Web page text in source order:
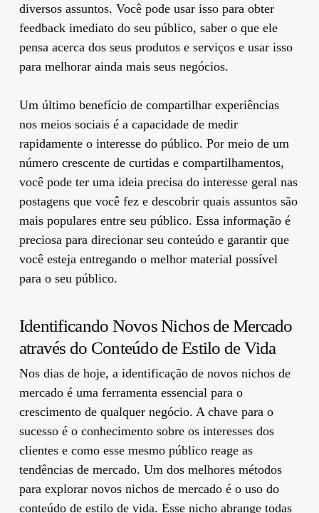
diversos assuntos. Você pode usar isso para obter
feedback imediato do seu público, saber o que ele
pensa acerca dos seus produtos e serviços e usar isso
para melhorar ainda mais seus negócios.
Um último benefício de compartilhar experiências
nos meios sociais é a capacidade de medir
rapidamente o interesse do público. Por meio de um
número crescente de curtidas e compartilhamentos,
você pode ter uma ideia precisa do interesse geral nas
postagens que você fez e descobrir quais assuntos são
mais populares entre seu público. Essa informação é
preciosa para direcionar seu conteúdo e garantir que
você esteja entregando o melhor material possível
para o seu público.
Identificando Novos Nichos de Mercado
através do Conteúdo de Estilo de Vida
Nos dias de hoje, a identificação de novos nichos de
mercado é uma ferramenta essencial para o
crescimento de qualquer negócio. A chave para o
sucesso é o conhecimento sobre os interesses dos
clientes e como esse mesmo público reage as
tendências de mercado. Um dos melhores métodos
para explorar novos nichos de mercado é o uso do
conteúdo de estilo de vida. Esse nicho abrange todas